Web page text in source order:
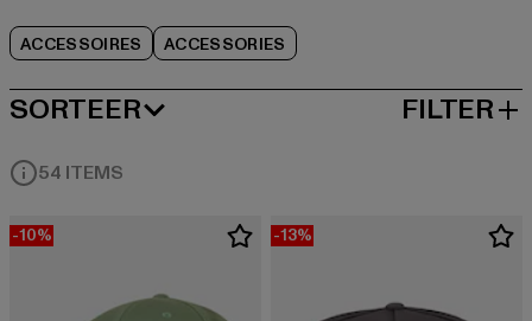
ACCESSOIRES ACCESSORIES
SORTEER
MEEST POPULAIRE FILTER
54 ITEMS
-10% -13%